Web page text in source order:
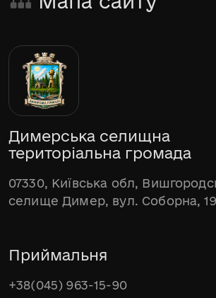
Димерська селищна
територіальна громада
07330, Київська обл,
селище Димер, вул. Соборна, 19
Приймальня
+38(045) 963-15-90